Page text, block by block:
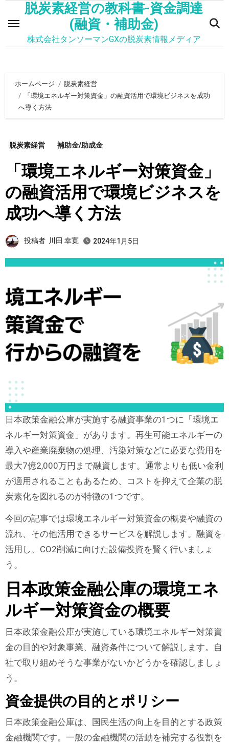
ス
脱炭素経営の教科書-資金調達
(融資・補助金)
株式会社タンソーマンGXの脱炭素情報メディア
ホームページ
脱炭素経営
「環境エネルギー対策資金」の融資活用で環境ビジネスを成功
へ導く方法
脱炭素経営 補助金/助成金
「環境エネルギー対策資金」
の融資活用で環境ビジネスを
成功へ導く方法
投稿者 川田 幸寛 2024年1月5日
日本政策金融公庫が実施する融資事業の1つに「環境エ
ネルギー対策資金」があります。再生可能エネルギーの
導入や産業廃棄物の処理、汚染対策などに必要な費用を
最大7億2,000万円まで融資します。通常よりも低い金利
が適用されることもあるため、コストを抑えて企業の脱
炭素化を図れるのが特徴の1つです。
今回の記事では環境エネルギー対策資金の概要や融資の
流れ、その他活用できるサービスを解説します。融資を
活用し、CO2削減に向けた設備投資を賢く行いましょ
う。
日本政策金融公庫の環境エネ
ルギー対策資金の概要
日本政策金融公庫が実施している環境エネルギー対策資
金の目的や対象事業、融資条件について解説します。自
社で取り組めそうな事業がないかどうかを確認しましょ
う。
資金提供の目的とポリシー
日本政策金融公庫は、国民生活の向上を目的とする政策
金融機関です。一般の金融機関の活動を補完する役割を